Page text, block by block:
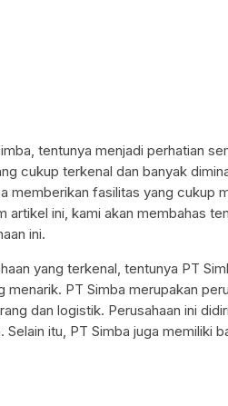
tentunya menjadi perhatian
cukup terkenal dan banyak
memberikan fasilitas yang cukup
artikel ini, kami akan membahas
ini.
yang terkenal, tentunya PT
menarik. PT Simba merupakan
dan logistik. Perusahaan ini
itu, PT Simba juga memiliki